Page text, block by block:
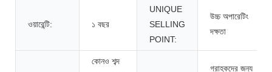
ওয়ারেন্টি: ১ বছর
UNIQUE
SELLING
POINT:
উচ্চ অপারেটিং
দক্ষতা
কোনও শব্দ
গ্রাহকদের জন্য